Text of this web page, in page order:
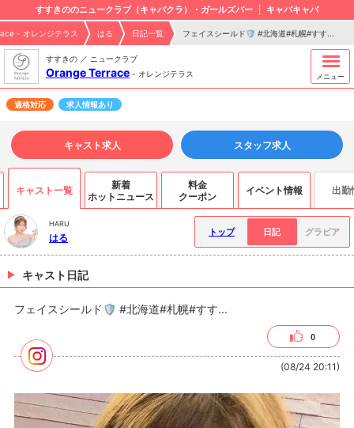
すすきののニュークラブ（キャバクラ）・ガールズバー キャバキャバ
- オレンジテラス はる 日記一覧 フェイスシールド🛡 #北海道#札幌#すす...
すすきの ／ ニュークラブ
Orange Terrace - オレンジテラス メニュー
適格対応 求人情報あり
キャスト求人 スタッフ求人
キャスト一覧
新着
ホットニュース
料金
クーポン
イベント情報 出勤
HARU
はる トップ 日記 グラビア
キャスト日記
フェイスシールド🛡 #北海道#札幌#すす...
0
(08/24 20:11)